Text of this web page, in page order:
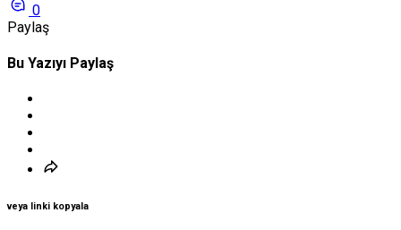
0
Paylaş
Bu Yazıyı Paylaş
veya linki kopyala